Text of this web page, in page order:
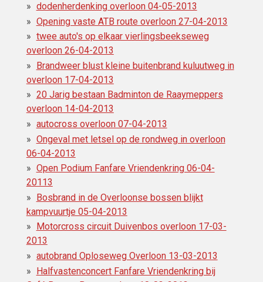
dodenherdenking overloon 04-05-2013
Opening vaste ATB route overloon 27-04-2013
twee auto's op elkaar vierlingsbeekseweg
overloon 26-04-2013
Brandweer blust kleine buitenbrand kuluutweg in
overloon 17-04-2013
20 Jarig bestaan Badminton de Raaymeppers
overloon 14-04-2013
autocross overloon 07-04-2013
Ongeval met letsel op de rondweg in overloon
06-04-2013
Open Podium Fanfare Vriendenkring 06-04-
20113
Bosbrand in de Overloonse bossen blijkt
kampvuurtje 05-04-2013
Motorcross circuit Duivenbos overloon 17-03-
2013
autobrand Oploseweg Overloon 13-03-2013
Halfvastenconcert Fanfare Vriendenkring bij